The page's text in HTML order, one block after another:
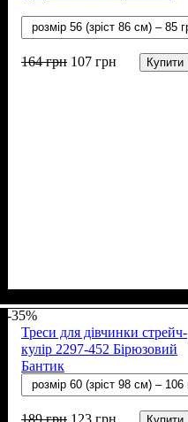
164грн 107 грн Купити
х/б, 6% лайкра)
-35%
Треси для дівчинки стрейч-
кулір 2297-452 Бірюзовий
Бантик
189грн 123 грн